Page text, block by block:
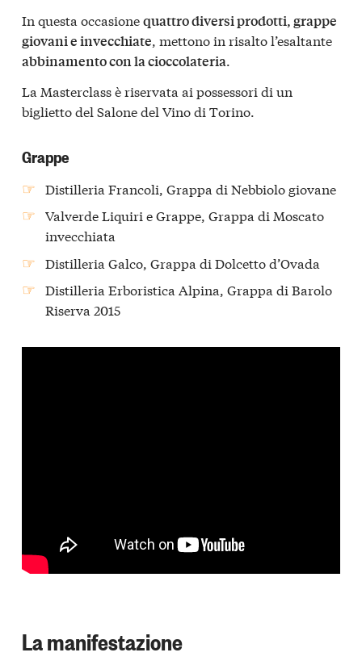
In questa occasionequattro diversi prodotti, grappe
giovani e invecchiate, mettono in risalto l’esaltante
abbinamento con la cioccolateria.
La Masterclass è riservata ai possessori di un
biglietto del Salone del Vino di Torino.
Grappe
Distilleria Francoli, Grappa di Nebbiolo giovane
Valverde Liquiri e Grappe, Grappa di Moscato
invecchiata
Distilleria Galco, Grappa di Dolcetto d’Ovada
Distilleria Erboristica Alpina, Grappa di Barolo
Riserva 2015
La manifestazione